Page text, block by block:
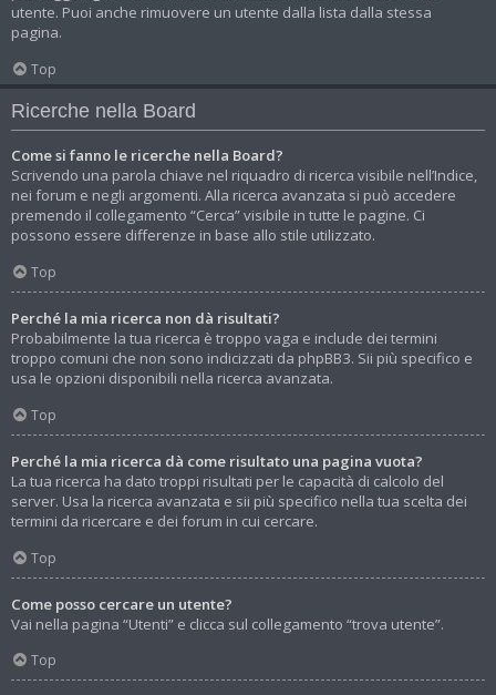
utente. Puoi anche rimuovere un utente dalla lista dalla stessa
pagina.
Top
Ricerche nella Board
Come si fanno le ricerche nella Board?
Scrivendo una parola chiave nel riquadro di ricerca visibile nell’Indice,
nei forum e negli argomenti. Alla ricerca avanzata si può accedere
premendo il collegamento “Cerca” visibile in tutte le pagine. Ci
possono essere differenze in base allo stile utilizzato.
Top
Perché la mia ricerca non dà risultati?
Probabilmente la tua ricerca è troppo vaga e include dei termini
troppo comuni che non sono indicizzati da phpBB3. Sii più specifico e
usa le opzioni disponibili nella ricerca avanzata.
Top
Perché la mia ricerca dà come risultato una pagina vuota?
La tua ricerca ha dato troppi risultati per le capacità di calcolo del
server. Usa la ricerca avanzata e sii più specifico nella tua scelta dei
termini da ricercare e dei forum in cui cercare.
Top
Come posso cercare un utente?
Vai nella pagina “Utenti” e clicca sul collegamento “trova utente”.
Top